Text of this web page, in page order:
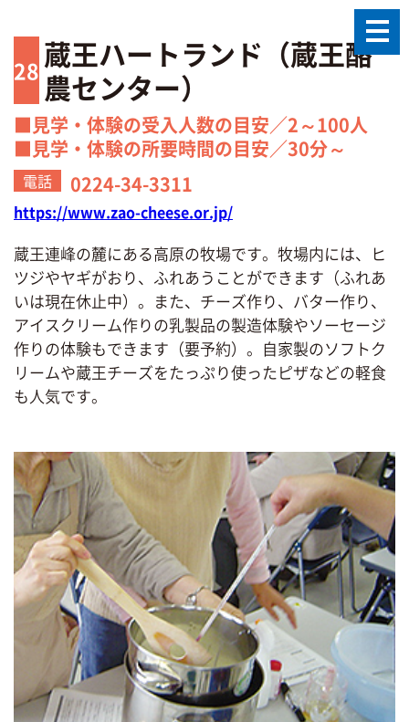
28 蔵王ハートランド（蔵王酪
農センター）
■見学・体験の受入人数の目安／2～100人
■見学・体験の所要時間の目安／30分～
電話 0224-34-3311
https://www.zao-cheese.or.jp/
蔵王連峰の麓にある高原の牧場です。牧場内には、ヒ
ツジやヤギがおり、ふれあうことができます（ふれあ
いは現在休止中）。また、チーズ作り、バター作り、
アイスクリーム作りの乳製品の製造体験やソーセージ
作りの体験もできます（要予約）。自家製のソフトク
リームや蔵王チーズをたっぷり使ったピザなどの軽食
も人気です。